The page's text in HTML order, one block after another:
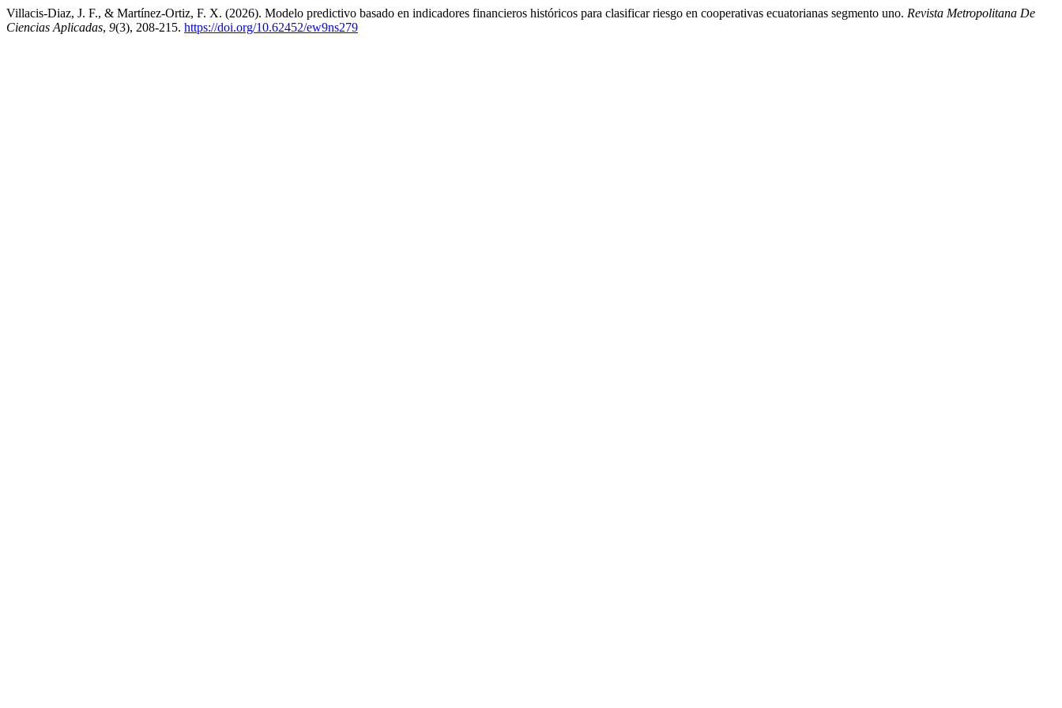
Villacis-Diaz, J. F., & Martínez-Ortiz, F. X. (2026). Modelo predictivo basado en indicadores financieros históricos para clasificar riesgo en cooperativas ecuatorianas segmento uno. Revista Metropolitana De
Ciencias Aplicadas, 9(3), 208-215. https://doi.org/10.62452/ew9ns279